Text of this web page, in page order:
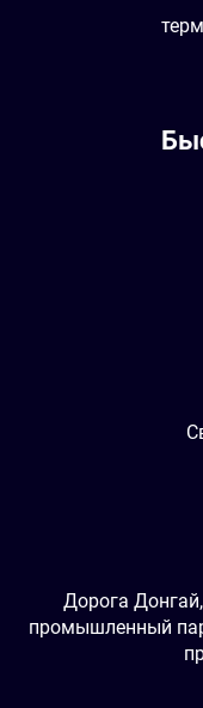
Дорога
промышленный